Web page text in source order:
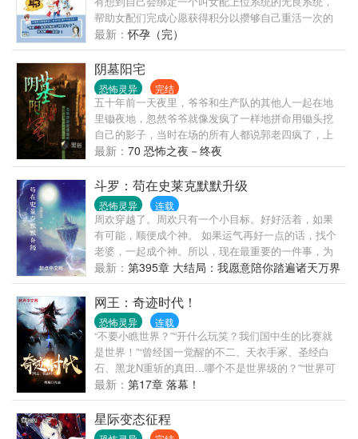
放心入坑】
帮助女配们完成心愿获得积分以攒够自己重活一次的
机会！ 将军的初恋情人来了，那么她这个原配嫡妻就
要让位么？虐虐虐！ 禁欲哥哥爱上了天真小保姆，她
暗自神伤还被强暴？抢回来抢回来！ 在辣文里被各种
男人玩弄最后还不得好死？她表示她要从良！ 娇弱竹
马被掰弯？她说：同性虽是真爱，可是我们还需传宗
接代！ 可是为什么自从遇到风秉仪这个男人后，她感
觉自己每经历一个世界都有一个和他一样的人！这种
背后凉风的感觉是怎么回事？ 无良系统：当然是因为
我在作怪啊！ 风秉仪：你到哪个世界我就跟你到哪个
世界，我会让你知道我才是最适合你的男人！ 温馨小
剧场： （娇弱竹马篇） “苏倩雯，我允许你攻略他的
心，可是你的心是我的。”他放下狠话，可是她却莫名
憋屈。这个记忆里不曾出现的男人是谁啊？ （辣文女
配篇） “嫁给我，你可以拥有你想要的。”他是风光霁
月的宰相，为何抛出橄榄枝帮助她。 …… “你是
谁？”她皱眉，“韩峰？张若旭？莫子秦？” 他听着她念
着他过去所拥有的名字，内心在狂喊，再说一些！ “风
秉仪！”他终于听到了这个名字，浑身的力气都卸了下
来。 他扯出一抹温润的笑容：“终于我还是被你找到
了，为了这一刻我等了几百年。”他这般骄傲的人，却
为了她在一个又一个世界里徘徊，他还是等到了她。
注： 1。本文快穿，包涵现代、古代、未来、魔法、修
真、末世、西方等，总有一款适合你，快掉进碗里
来！ 2。本文脑洞奇大，节操尽碎，大家一起欢乐看文
吧。 我们的口号是‘打到白莲花、拒绝绿茶婊、迎娶高
富帅，走向人生巅峰’
最新：怀孕（完）
阴墓阳宅
恐怖灵异 完结
五十年前一天夜里，爷爷和生产队的其他人一起在地
里锄夜地，忽然爷爷就像发疯了一样地拼命用锄头挖
自己的影子，当时在场的所有人都说郭老四疯了，上
去拉的人爷爷转身就一锄头要劈下来，那之后爷爷果
真就疯了…… 如果你喜欢这个故事，就投一票投一颗
钻石！
最新： 70 恐怖之夜－终夜
斗罗：苟在史莱克默默升级
恐怖灵异 连载
周欢穿越了。周欢只有一个小目标。好好活着，如果
有可能，顺便成个神。 如果运气再好一点的话，找个
老婆，一起成个神。所以，现在最重要的一件事，为
了安全，最好苟在史莱克……【ps：单女主，张乐
萱】
最新： 第395章 大结局：我愿意陪你踏遍诸天万界
网王：奇迹时代！
恐怖灵异 连载
“不要小瞧世界？”“开什么玩笑？我们国中生的比赛就
是世界！”“曾经国一觉醒的不二、天衣手冢、圣经白
石、黑龙N重斩的真田...哪个不是世界级的？”“世界可
不要小瞧我们国中生啊！”“职业选手来我们国中界都得
当看饮水机的！”“初高壁垒？这之间的体质差距早就卷
平了！”“我们帝光就是国中界的破壁人！”“我！内卷狂
魔！第四天衣的开启者！“异次元”王者！”这是王子们
最新： 第17章 落幕！
星际变态征程